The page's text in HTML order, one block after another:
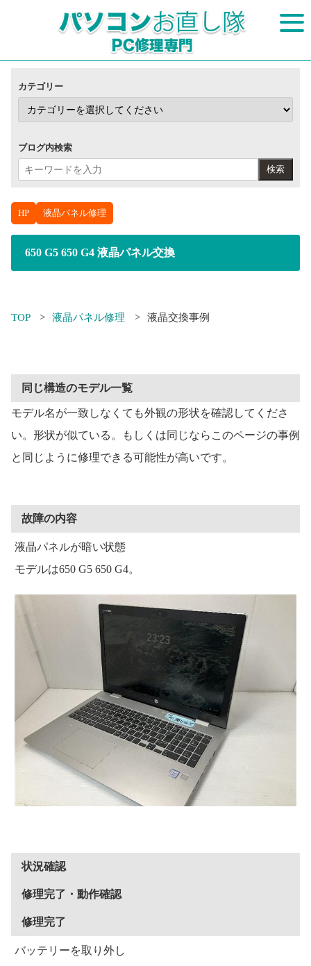
カテゴリー
ブログ内検索
検索
HP 液晶パネル修理
650 G5 650 G4 液晶パネル交換
TOP 液晶パネル修理 液晶交換事例
同じ構造のモデル一覧
モデル名が一致しなくても外観の形状を確認してくださ
い。形状が似ている。もしくは同じならこのページの事例
と同じように修理できる可能性が高いです。
故障の内容
液晶パネルが暗い状態
モデルは650 G5 650 G4。
状況確認
修理完了・動作確認
修理完了
バッテリーを取り外し